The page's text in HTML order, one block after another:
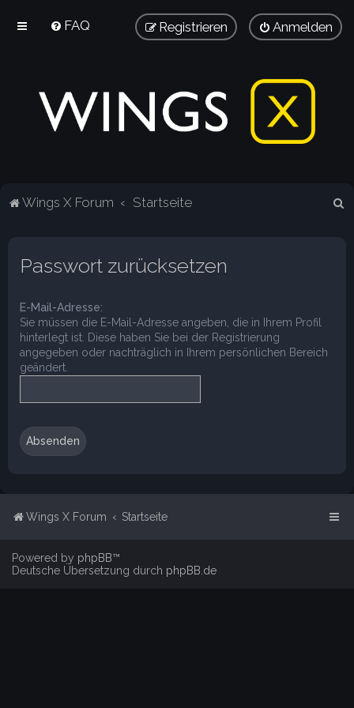
FAQ Anmelden
Registrieren
Wings X Forum Startseite
Passwort zurücksetzen
E-Mail-Adresse:
Sie müssen die E-Mail-Adresse angeben, die in Ihrem Profil
hinterlegt ist. Diese haben Sie bei der Registrierung
angegeben oder nachträglich in Ihrem persönlichen Bereich
geändert.
Wings X Forum Startseite
Powered by phpBB™
Deutsche Übersetzung durch phpBB.de